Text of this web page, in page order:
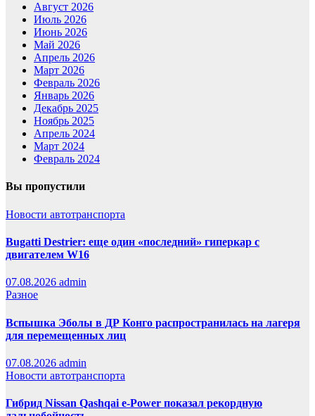
Август 2026
Июль 2026
Июнь 2026
Май 2026
Апрель 2026
Март 2026
Февраль 2026
Январь 2026
Декабрь 2025
Ноябрь 2025
Апрель 2024
Март 2024
Февраль 2024
Вы пропустили
Новости автотранспорта
Bugatti Destrier: еще один «последний» гиперкар с
двигателем W16
07.08.2026 admin
Разное
Вспышка Эболы в ДР Конго распространилась на лагеря
для перемещенных лиц
07.08.2026 admin
Новости автотранспорта
Гибрид Nissan Qashqai e-Power показал рекордную